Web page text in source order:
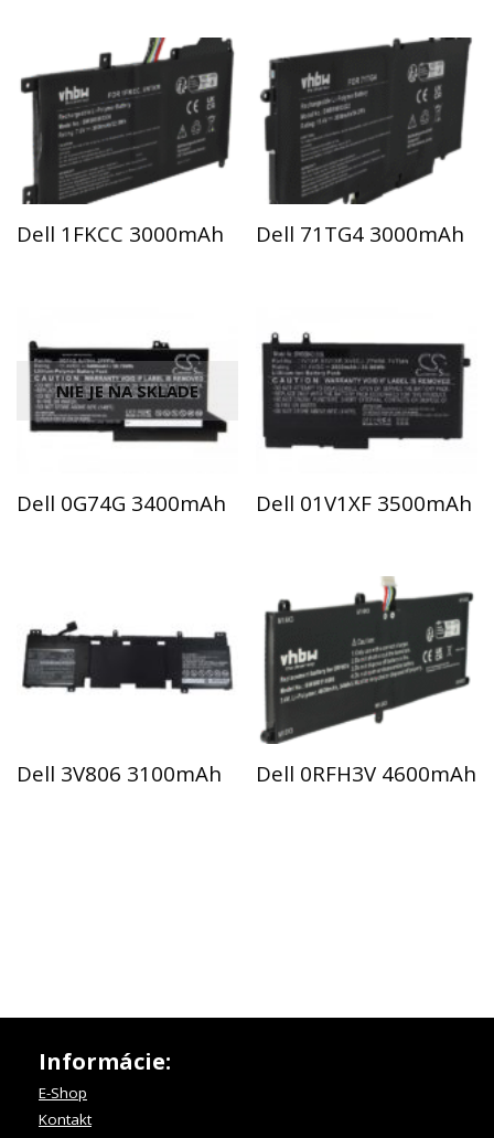
Dell 1FKCC 3000mAh Dell 71TG4 3000mAh
NIE JE NA SKLADE
Dell 0G74G 3400mAh Dell 01V1XF 3500mAh
Dell 3V806 3100mAh Dell 0RFH3V 4600mAh
Informácie:
E-Shop
Kontakt